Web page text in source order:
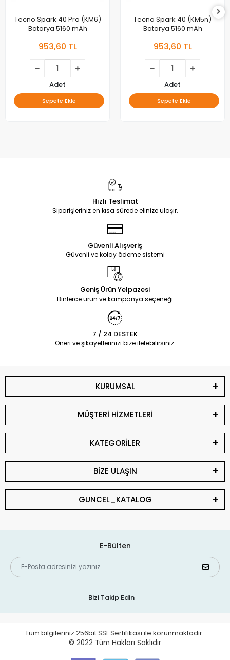
Tecno Spark 40 Pro (KM6)
Batarya 5160 mAh
953,60 TL
Adet
Sepete Ekle
Tecno Spark 40 (KM5n)
Batarya 5160 mAh
953,60 TL
Adet
Sepete Ekle
Hızlı Teslimat
Siparişleriniz en kısa sürede elinize ulaşır.
Güvenli Alışveriş
Güvenli ve kolay ödeme sistemi
Geniş Ürün Yelpazesi
Binlerce ürün ve kampanya seçeneği
7 / 24 DESTEK
Öneri ve şikayetlerinizi bize iletebilirsiniz.
KURUMSAL
MÜŞTERİ HİZMETLERİ
KATEGORİLER
BİZE ULAŞIN
GUNCEL_KATALOG
E-Bülten
Bizi Takip Edin
Tüm bilgileriniz 256bit SSL Sertifikası ile korunmaktadır.
© 2022 Tüm Hakları Saklıdır